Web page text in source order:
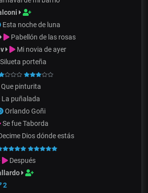
Esta noche de luna
Pabellón de las rosas
Mi novia de ayer
Silueta porteña
Que pinturita
La puñalada
Orlando Goñi
Se fue Taborda
Dios dónde estás
Después
2